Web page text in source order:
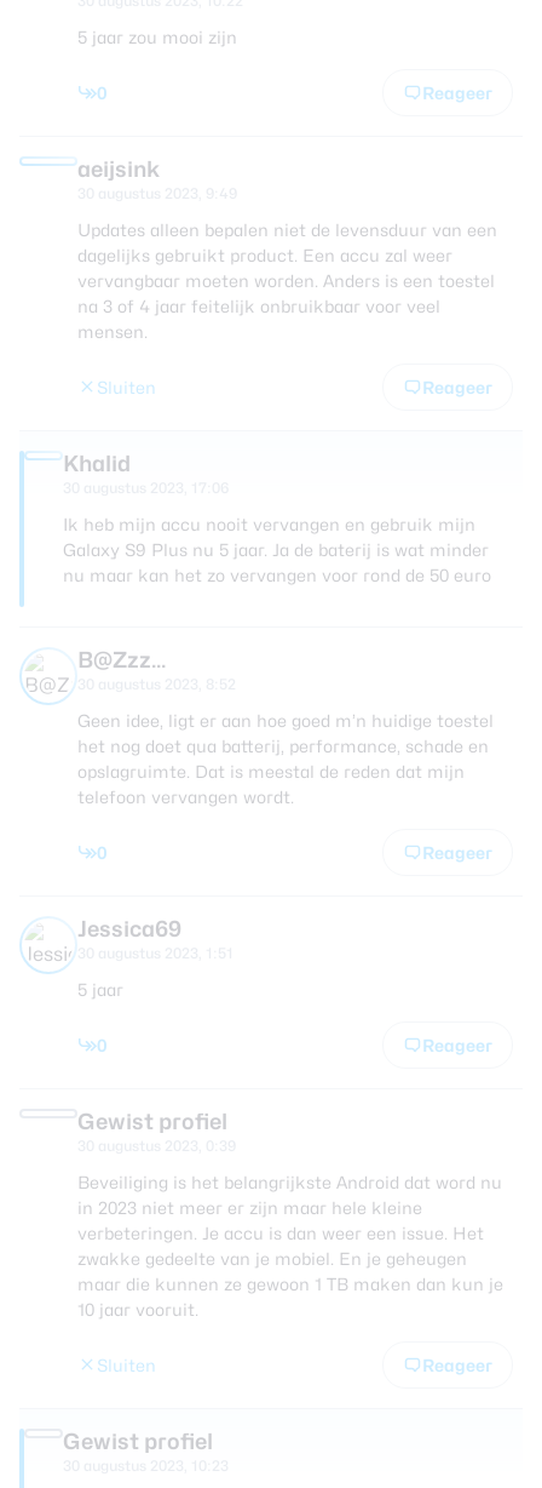
5 jaar zou mooi zijn
0 Reageer
aeijsink
Updates alleen bepalen niet de levensduur van een
dagelijks gebruikt product. Een accu zal weer
vervangbaar moeten worden. Anders is een toestel
na 3 of 4 jaar feitelijk onbruikbaar voor veel
mensen.
Sluiten Reageer
Khalid
Ik heb mijn accu nooit vervangen en gebruik mijn
Galaxy S9 Plus nu 5 jaar. Ja de baterij is wat minder
nu maar kan het zo vervangen voor rond de 50 euro
B@Zzz...
Geen idee, ligt er aan hoe goed m’n huidige toestel
het nog doet qua batterij, performance, schade en
opslagruimte. Dat is meestal de reden dat mijn
telefoon vervangen wordt.
0 Reageer
Jessica69
5 jaar
0 Reageer
Gewist profiel
Beveiliging is het belangrijkste Android dat word nu
in 2023 niet meer er zijn maar hele kleine
verbeteringen. Je accu is dan weer een issue. Het
zwakke gedeelte van je mobiel. En je geheugen
maar die kunnen ze gewoon 1 TB maken dan kun je
10 jaar vooruit.
Sluiten Reageer
Gewist profiel